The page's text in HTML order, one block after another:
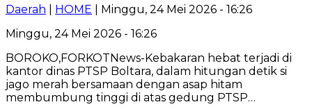
Daerah HOME | Minggu, 24 Mei 2026 - 16:26
Minggu, 24 Mei 2026 - 16:26
‎BOROKO,FORKOTNews-Kebakaran hebat terjadi di
kantor dinas PTSP Boltara, dalam hitungan detik si
jago merah bersamaan dengan asap hitam
membumbung tinggi di atas gedung PTSP…